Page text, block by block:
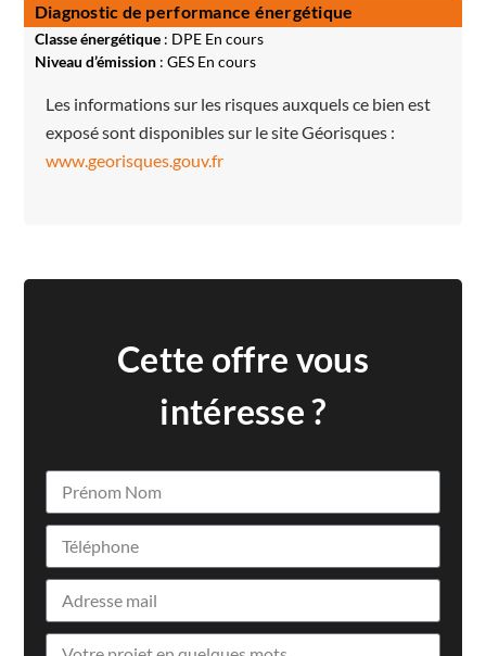
Diagnostic de performance énergétique
Classe énergétique: DPE En cours
Niveau d’émission: GES En cours
Les informations sur les risques auxquels ce bien est
exposé sont disponibles sur le site Géorisques :
www.georisques.gouv.fr
Cette offre vous
intéresse ?